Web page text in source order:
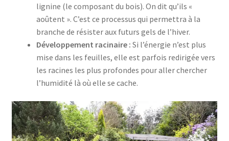
lignine (le composant du bois). On dit qu’ils «
aoûtent ». C’est ce processus qui permettra à la
branche de résister aux futurs gels de l’hiver.
Développement racinaire : Si l’énergie n’est plus
mise dans les feuilles, elle est parfois redirigée vers
les racines les plus profondes pour aller chercher
l’humidité là où elle se cache.